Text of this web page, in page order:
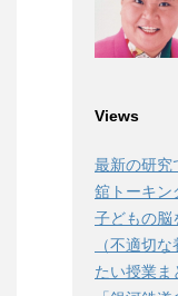
Views
最新の研
舘トーキン
子どもの脳
（不適切
たい授業ま